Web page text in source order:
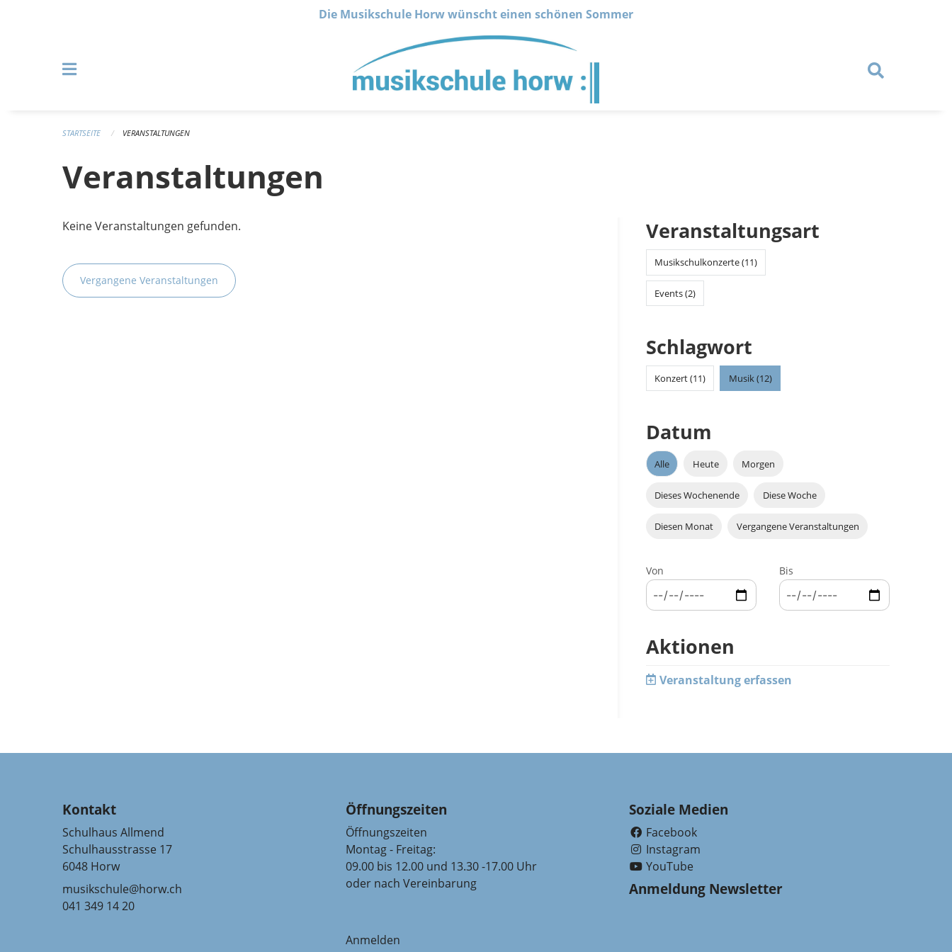
Die Musikschule Horw wünscht einen schönen Sommer
STARTSEITE VERANSTALTUNGEN
Veranstaltungen
Keine Veranstaltungen gefunden.
Vergangene Veranstaltungen
Veranstaltungsart
Musikschulkonzerte (11)
Events (2)
Schlagwort
Konzert (11) Musik (12)
Datum
Alle Heute Morgen
Dieses Wochenende Diese Woche
Diesen Monat Vergangene Veranstaltungen
Von Bis
Aktionen
Veranstaltung erfassen
Kontakt
Schulhaus Allmend
Schulhausstrasse 17
6048 Horw
musikschule@horw.ch
041 349 14 20
Öffnungszeiten
Öffnungszeiten
Montag - Freitag:
09.00 bis 12.00 und 13.30 -17.00 Uhr
oder nach Vereinbarung
Soziale Medien
Facebook
Instagram
YouTube
Anmeldung Newsletter
Anmelden